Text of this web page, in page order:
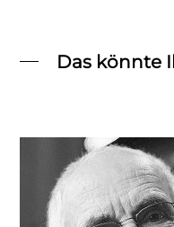
Das könnte